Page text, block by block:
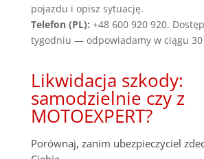
pojazdu i opisz sytuację.
Telefon (PL): +48 600 920 920.
tygodniu — odpowiadamy w ciągu
Likwidacja szkody:
samodzielnie czy z
MOTOEXPERT?
Porównaj, zanim ubezpieczyciel